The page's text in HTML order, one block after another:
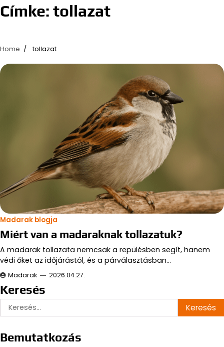
Címke: tollazat
Home tollazat
Madarak blogja
Miért van a madaraknak tollazatuk?
A madarak tollazata nemcsak a repülésben segít, hanem
védi őket az időjárástól, és a párválasztásban…
Madarak 2026.04.27.
Keresés
Keresés:
Bemutatkozás